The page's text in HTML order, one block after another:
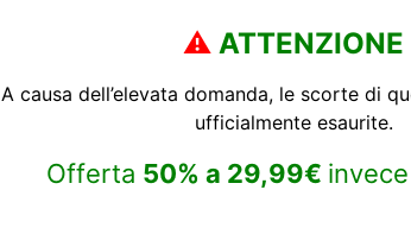
⚠️ ATTENZIONE
A causa dell’elevata domanda, le scorte di
ufficialmente esaurite.
Offerta 50% a 29,99€